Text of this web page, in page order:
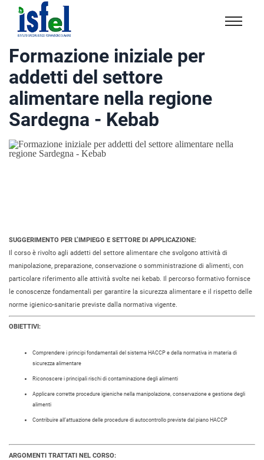
Isfel
Istituto
specialistico
formazione
e
lavoro
Formazione iniziale per
addetti del settore
alimentare nella regione
Sardegna - Kebab
SUGGERIMENTO PER L’IMPIEGO E SETTORE DI APPLICAZIONE:
Il corso è rivolto agli addetti del settore alimentare che svolgono attività di
manipolazione, preparazione, conservazione o somministrazione di alimenti, con
particolare riferimento alle attività svolte nei kebab. Il percorso formativo fornisce
le conoscenze fondamentali per garantire la sicurezza alimentare e il rispetto delle
norme igienico-sanitarie previste dalla normativa vigente.
OBIETTIVI:
Comprendere i principi fondamentali del sistema HACCP e della normativa in materia di
sicurezza alimentare
Riconoscere i principali rischi di contaminazione degli alimenti
Applicare corrette procedure igieniche nella manipolazione, conservazione e gestione degli
alimenti
Contribuire all’attuazione delle procedure di autocontrollo previste dal piano HACCP
ARGOMENTI TRATTATI NEL CORSO: